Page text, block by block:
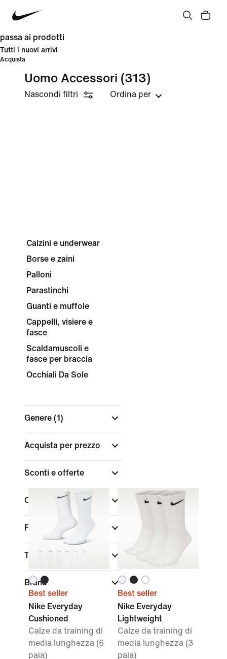
passa ai prodotti
Tutti i nuovi arrivi
Acquista
Uomo Accessori (313)
Nascondi filtri Ordina per
Calzini e underwear
Borse e zaini
Palloni
Parastinchi
Guanti e muffole
Cappelli, visiere e
fasce
Scaldamuscoli e
fasce per braccia
Occhiali Da Sole
Genere (1)
Acquista per prezzo
Sconti e offerte
Colore
Fit
Tecnologia
Brand
Best seller
Nike Everyday
Cushioned
Calze da training di
media lunghezza (6
paia)
Best seller
Nike Everyday
Lightweight
Calze da training di
media lunghezza (3
paia)